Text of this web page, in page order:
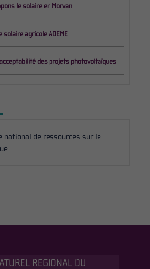
le solaire en Morvan
solaire agricole ADEME
des projets photovoltaïques
national de ressources sur le
REGIONAL DU